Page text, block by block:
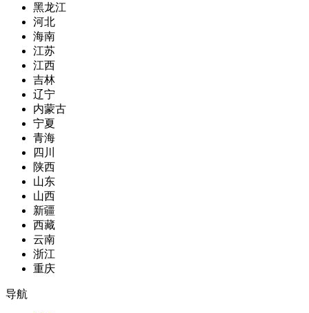
黑龙江
河北
海南
江苏
江西
吉林
辽宁
内蒙古
宁夏
青海
四川
陕西
山东
山西
新疆
西藏
云南
浙江
重庆
导航